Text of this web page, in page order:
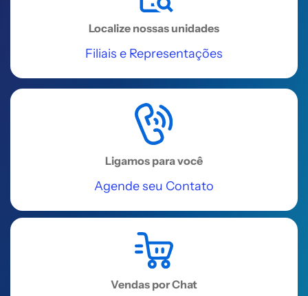
Valadares, 83 - B - Centro
Acessar
Universidade Corporativa
REGIÃO SUDESTE
Acessar
Rua Nossa Senhora do Carmo, 224,
Localize nossas unidades
Filiais e Representações
Ligamos para você
Agende seu Contato
Vendas por Chat